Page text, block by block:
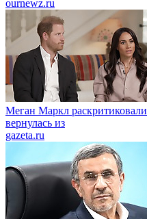
ournewz.ru
Меган Маркл
вернулась из
gazeta.ru